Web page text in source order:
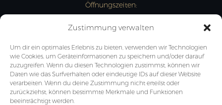
Zustimmung verwalten
Um dir ein optimales Erlebnis zu bieten, verwenden wir Technologien
wie Cookies, um Geräteinformationen zu speichern und/oder darauf
zuzugreifen. Wenn du diesen Technologien zustimmst, können wir
Daten wie das Surfverhalten oder eindeutige IDs auf dieser Website
verarbeiten. Wenn du deine Zustimmung nicht erteilst oder
zurückziehst, können bestimmte Merkmale und Funktionen
beeinträchtigt werden.
Öffnungszeiten:
JETZT ANFRAGEN